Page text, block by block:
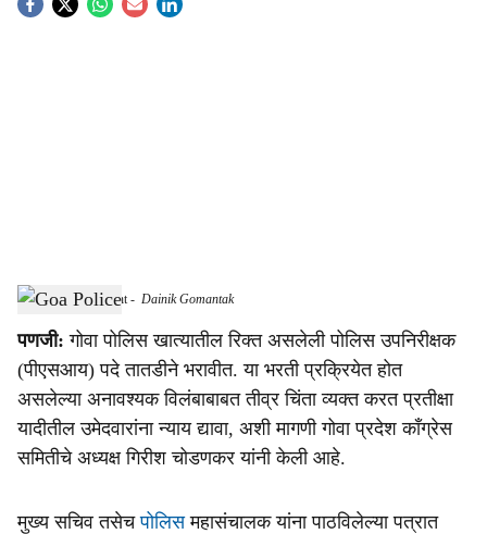
S
a
r
e
Goa PSI Recruitment- Dainik Gomantak
पणजी: गोवा पोलिस खात्यातील रिक्त असलेली पोलिस उपनिरीक्षक
(पीएसआय) पदे तातडीने भरावीत. या भरती प्रक्रियेत होत
असलेल्या अनावश्यक विलंबाबाबत तीव्र चिंता व्यक्त करत प्रतीक्षा
यादीतील उमेदवारांना न्याय द्यावा, अशी मागणी गोवा प्रदेश काँग्रेस
समितीचे अध्यक्ष गिरीश चोडणकर यांनी केली आहे.
मुख्य सचिव तसेचपोलिसमहासंचालक यांना पाठविलेल्या पत्रात